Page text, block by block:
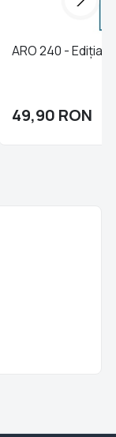
ARO 240 - Ediția
49,90 RON